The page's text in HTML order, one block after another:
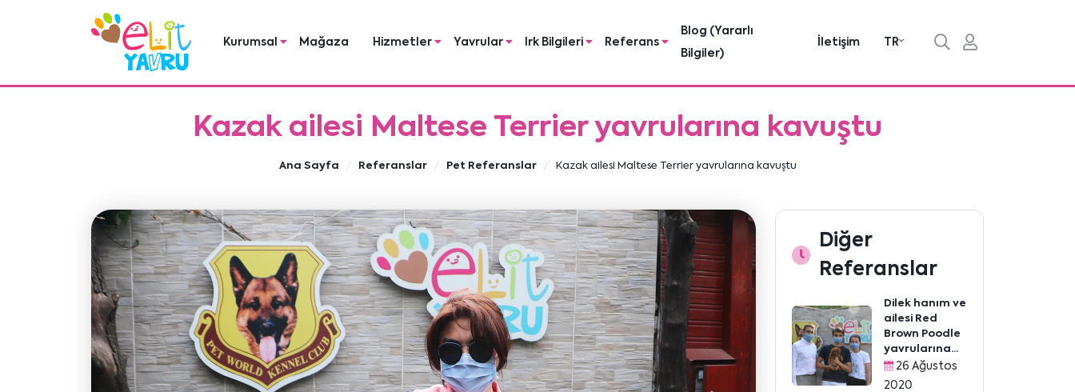
Kurumsal Mağaza Hizmetler Yavrular Irk Bilgileri Referans
Blog (Yararlı
Bilgiler)
İletişim TR
Kazak ailesi Maltese Terrier yavrularına kavuştu
Ana Sayfa Referanslar Pet Referanslar Kazak ailesi Maltese Terrier yavrularına kavuştu
Diğer
Referanslar
Dilek hanım ve
ailesi Red
Brown Poodle
yavrularına...
26 Ağustos
2020